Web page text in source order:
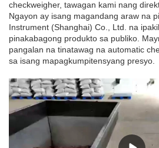
checkweigher, tawagan kami nang
Ngayon ay isang magandang araw na
Instrument (Shanghai) Co., Ltd. na
pinakabagong produkto sa publiko.
pangalan na tinatawag na automatic
sa isang mapagkumpitensyang presyo.